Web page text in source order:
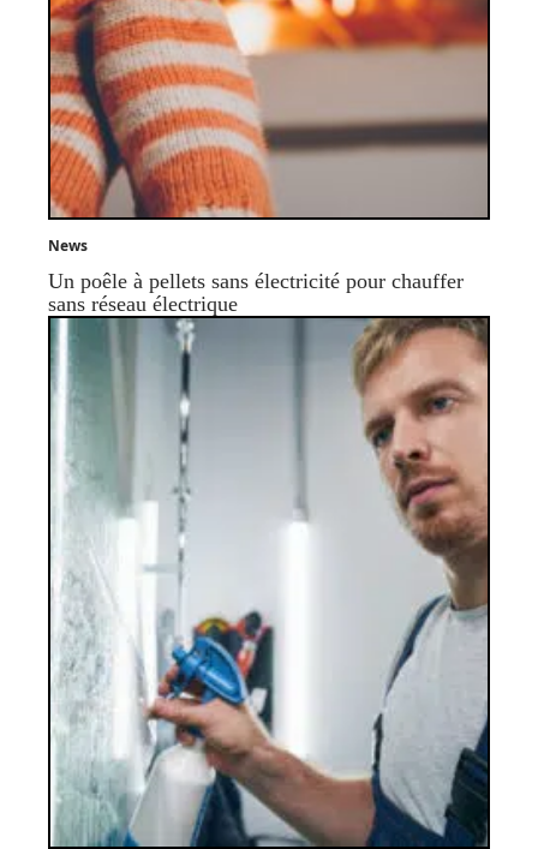
News
Un poêle à pellets sans électricité pour chauffer
sans réseau électrique